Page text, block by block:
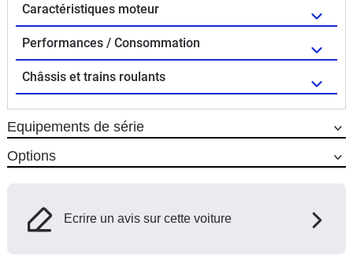
Caractéristiques moteur
Performances / Consommation
Châssis et trains roulants
Equipements de série
Options
Ecrire un avis sur cette voiture